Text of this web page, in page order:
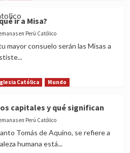
ir a Misa?
en Perú Católico
mayor consuelo serán las Misas a
Católica Mundo
capitales y qué significan
en Perú Católico
Tomás de Aquino, se refiere a
humana está...